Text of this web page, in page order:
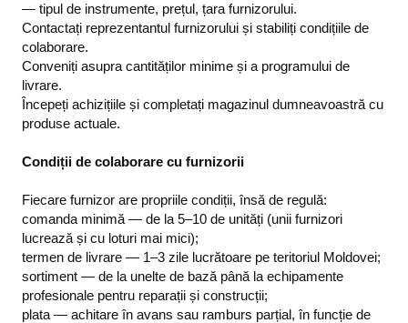
— tipul de instrumente, prețul, țara furnizorului.
Contactați reprezentantul furnizorului și stabiliți condițiile de
colaborare.
Conveniți asupra cantităților minime și a programului de
livrare.
Începeți achizițiile și completați magazinul dumneavoastră cu
produse actuale.
Condiții de colaborare cu furnizorii
Fiecare furnizor are propriile condiții, însă de regulă:
comanda minimă — de la 5–10 de unități (unii furnizori
lucrează și cu loturi mai mici);
termen de livrare — 1–3 zile lucrătoare pe teritoriul Moldovei;
sortiment — de la unelte de bază până la echipamente
profesionale pentru reparații și construcții;
plata — achitare în avans sau ramburs parțial, în funcție de